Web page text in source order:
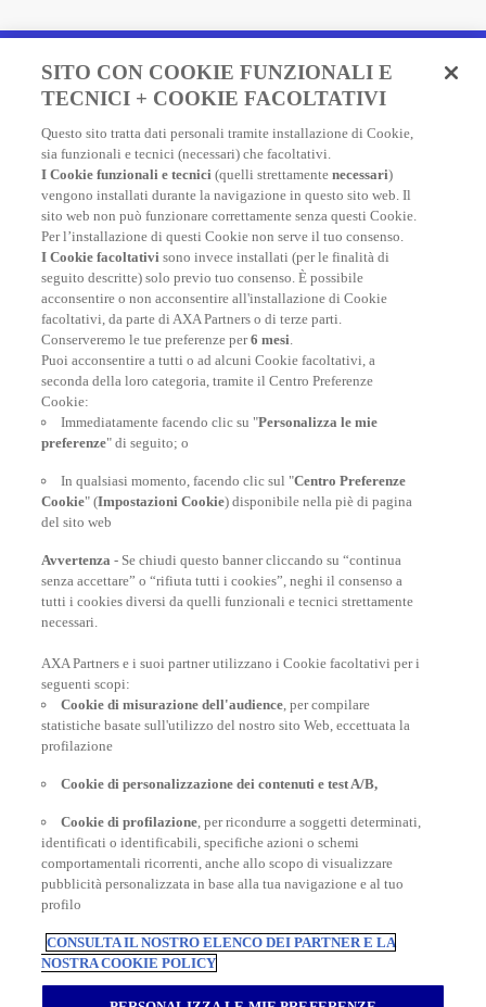
Fai un preventivo e acquista
in due minuti!
Assicurazione Viaggio AXA: scegli e acquista online la
migliore polizza, economica e completa, per viaggiare
nel mondo.
FAI UN PREVENTIVO
At your side, everyday
POLIZZE VIAGGIO
INFORMAZIONI UTILI
Inter Partner Assistance S.A. Compagnia di Assicurazioni e Riassicurazioni
SITO CON COOKIE FUNZIONALI E
TECNICI + COOKIE FACOLTATIVI
Questo sito tratta dati personali tramite installazione di Cookie,
sia funzionali e tecnici (necessari) che facoltativi.
I Cookie funzionali e tecnici (quelli strettamentenecessari)
vengono installati durante la navigazione in questo sito web. Il
sito web non può funzionare correttamente senza questi Cookie.
Per l’installazione di questi Cookie non serve il tuo consenso.
I Cookie facoltativi sono invece installati (per le finalità di
seguito descritte) solo previo tuo consenso. È possibile
acconsentire o non acconsentire all'installazione di Cookie
facoltativi, da parte di AXA Partners o di terze parti.
Conserveremo le tue preferenze per6 mesi.
Puoi acconsentire a tutti o ad alcuni Cookie facoltativi, a
seconda della loro categoria, tramite il Centro Preferenze
Cookie:
Immediatamente facendo clic su "Personalizza le mie
preferenze" di seguito; o
In qualsiasi momento, facendo clic sul "Centro Preferenze
Cookie" (Impostazioni Cookie) disponibile nella piè di pagina
del sito web
Avvertenza - Se chiudi questo banner cliccando su “continua
senza accettare” o “rifiuta tutti i cookies”, neghi il consenso a
tutti i cookies diversi da quelli funzionali e tecnici strettamente
necessari.
AXA Partners e i suoi partner utilizzano i Cookie facoltativi per i
seguenti scopi:
Cookie di misurazione dell'audience, per compilare
statistiche basate sull'utilizzo del nostro sito Web, eccettuata la
profilazione
Cookie di personalizzazione dei contenuti e test A/B,
Cookie di profilazione, per ricondurre a soggetti determinati,
identificati o identificabili, specifiche azioni o schemi
comportamentali ricorrenti, anche allo scopo di visualizzare
pubblicità personalizzata in base alla tua navigazione e al tuo
profilo
CONSULTA IL NOSTRO ELENCO DEI PARTNER E LA
NOSTRA COOKIE POLICY